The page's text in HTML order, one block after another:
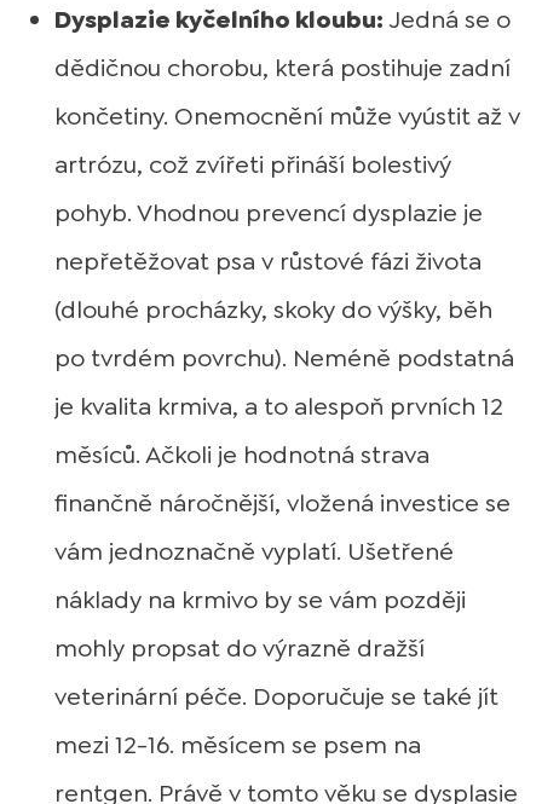
Dysplazie kyčelního kloubu: Jedná se o
dědičnou chorobu, která postihuje zadní
končetiny. Onemocnění může vyústit až v
artrózu, což zvířeti přináší bolestivý
pohyb. Vhodnou prevencí dysplazie je
nepřetěžovat psa v růstové fázi života
(dlouhé procházky, skoky do výšky, běh
po tvrdém povrchu). Neméně podstatná
je kvalita krmiva, a to alespoň prvních 12
měsíců. Ačkoli je hodnotná strava
finančně náročnější, vložená investice se
vám jednoznačně vyplatí. Ušetřené
náklady na krmivo by se vám později
mohly propsat do výrazně dražší
veterinární péče. Doporučuje se také jít
mezi 12-16. měsícem se psem na
rentgen. Právě v tomto věku se dysplasie